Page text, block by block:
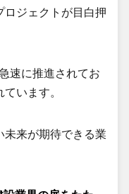
ロジェクトが目白押
速に推進されてお
います。
未来が期待できる業